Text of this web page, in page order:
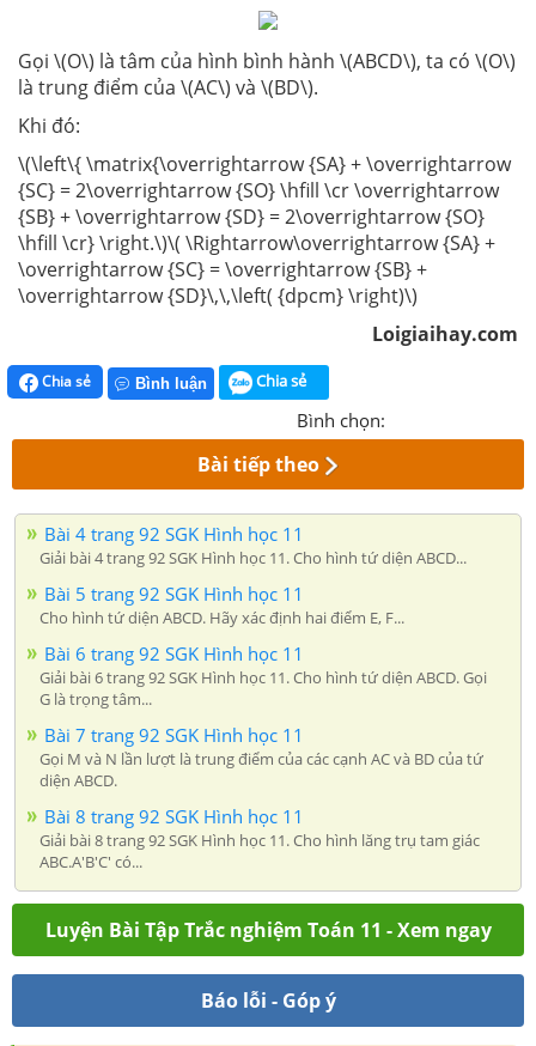
Gọi \(O\) là tâm của hình bình hành \(ABCD\), ta có \(O\)
là trung điểm của \(AC\) và \(BD\).
Khi đó:
\(\left\{ \matrix{\overrightarrow {SA} + \overrightarrow
{SC} = 2\overrightarrow {SO} \hfill \cr \overrightarrow
{SB} + \overrightarrow {SD} = 2\overrightarrow {SO}
\hfill \cr} \right.\)\( \Rightarrow\overrightarrow {SA} +
\overrightarrow {SC} = \overrightarrow {SB} +
\overrightarrow {SD}\,\,\left( {dpcm} \right)\)
Loigiaihay.com
Chia sẻ Bình luận Chia sẻ
Bình chọn:
Bài tiếp theo
Bài 4 trang 92 SGK Hình học 11
Giải bài 4 trang 92 SGK Hình học 11. Cho hình tứ diện ABCD...
Bài 5 trang 92 SGK Hình học 11
Cho hình tứ diện ABCD. Hãy xác định hai điểm E, F...
Bài 6 trang 92 SGK Hình học 11
Giải bài 6 trang 92 SGK Hình học 11. Cho hình tứ diện ABCD. Gọi
G là trọng tâm...
Bài 7 trang 92 SGK Hình học 11
Gọi M và N lần lượt là trung điểm của các cạnh AC và BD của tứ
diện ABCD.
Bài 8 trang 92 SGK Hình học 11
Giải bài 8 trang 92 SGK Hình học 11. Cho hình lăng trụ tam giác
ABC.A'B'C' có...
Luyện Bài Tập Trắc nghiệm Toán 11 - Xem ngay
Báo lỗi - Góp ý